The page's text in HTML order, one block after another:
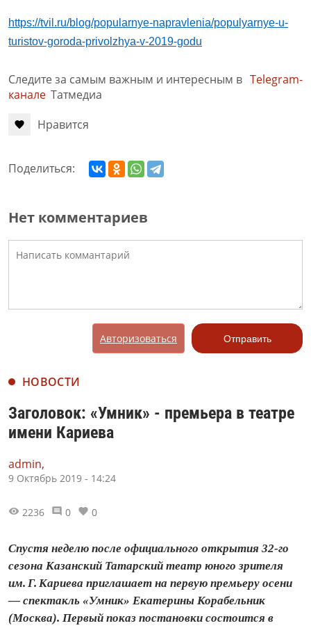
https://tvil.ru/blog/popularnye-napravlenia/populyarnye-u-
turistov-goroda-privolzhya-v-2019-godu
Следите за самым важным и интересным в Telegram-
канале Татмедиа
Нравится
Поделиться:
Нет комментариев
Авторизоваться Отправить
НОВОСТИ
Заголовок: «Умник» - премьера в театре
имени Кариева
admin,
9 Октябрь 2019 - 14:24
2236 0 0
Спустя неделю после официального открытия 32-го
сезона Казанский Татарский театр юного зрителя
им. Г. Кариева приглашает на первую премьеру осени
— спектакль «Умник» Екатерины Корабельник
(Москва). Первый показ постановки состоится в